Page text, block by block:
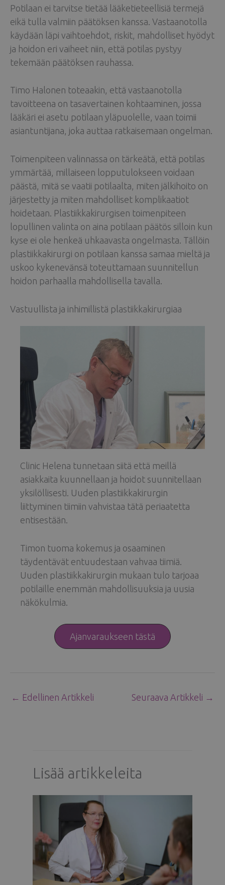
Potilaan ei tarvitse tietää lääketieteellisiä termejä
eikä tulla valmiin päätöksen kanssa. Vastaanotolla
käydään läpi vaihtoehdot, riskit, mahdolliset hyödyt
ja hoidon eri vaiheet niin, että potilas pystyy
tekemään päätöksen rauhassa.
Timo Halonen toteaakin, että vastaanotolla
tavoitteena on tasavertainen kohtaaminen, jossa
lääkäri ei asetu potilaan yläpuolelle, vaan toimii
asiantuntijana, joka auttaa ratkaisemaan ongelman.
Toimenpiteen valinnassa on tärkeätä, että potilas
ymmärtää, millaiseen lopputulokseen voidaan
päästä, mitä se vaatii potilaalta, miten jälkihoito on
järjestetty ja miten mahdolliset komplikaatiot
hoidetaan. Plastiikkakirurgisen toimenpiteen
lopullinen valinta on aina potilaan päätös silloin kun
kyse ei ole henkeä uhkaavasta ongelmasta. Tällöin
plastiikkakirurgi on potilaan kanssa samaa mieltä ja
uskoo kykenevänsä toteuttamaan suunnitellun
hoidon parhaalla mahdollisella tavalla.
Vastuullista ja inhimillistä plastiikkakirurgiaa
Clinic Helena tunnetaan siitä että meillä
asiakkaita kuunnellaan ja hoidot suunnitellaan
yksilöllisesti. Uuden plastiikkakirurgin
liittyminen tiimiin vahvistaa tätä periaatetta
entisestään.
Timon tuoma kokemus ja osaaminen
täydentävät entuudestaan vahvaa tiimiä.
Uuden plastiikkakirurgin mukaan tulo tarjoaa
potilaille enemmän mahdollisuuksia ja uusia
näkökulmia.
Ajanvaraukseen tästä
← Edellinen Artikkeli Seuraava Artikkeli →
Lisää artikkeleita